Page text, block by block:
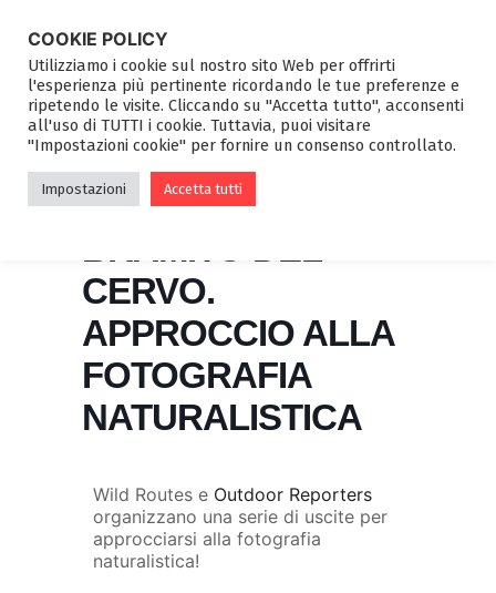
PRIMI SCATTI IN
NATURA – IL
CERVO.
APPROCCIO ALLA
FOTOGRAFIA
NATURALISTICA
Wild Routes e Outdoor Reporters
organizzano una serie di uscite per
approcciarsi alla fotografia
naturalistica!
COOKIE POLICY
Utilizziamo i cookie sul nostro sito Web per offrirti
l'esperienza più pertinente ricordando le tue preferenze e
ripetendo le visite. Cliccando su "Accetta tutto", acconsenti
all'uso di TUTTI i cookie. Tuttavia, puoi visitare
"Impostazioni cookie" per fornire un consenso controllato.
Impostazioni Accetta tutti